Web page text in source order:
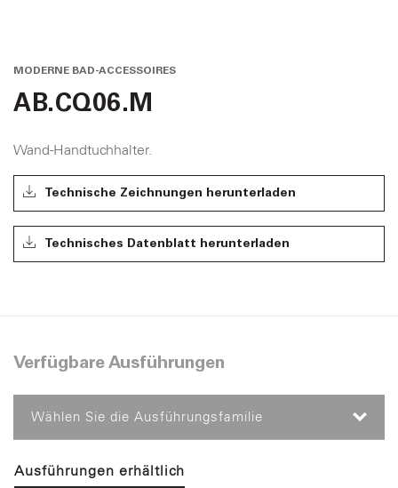
MODERNE BAD-ACCESSOIRES
AB.CQ06.M
Wand-Handtuchhalter.
Technische Zeichnungen herunterladen
Technisches Datenblatt herunterladen
Verfügbare Ausführungen
Wählen Sie die Ausführungsfamilie
Ausführungen erhältlich